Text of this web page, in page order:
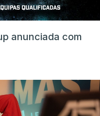
anunciada com